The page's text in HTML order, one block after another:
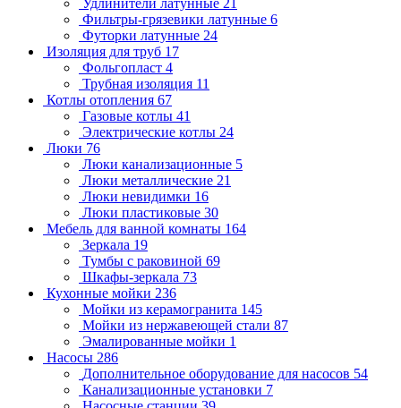
Фильтры-грязевики латунные 6
Футорки латунные 24
Изоляция для труб 17
Фольгопласт 4
Трубная изоляция 11
Котлы отопления 67
Газовые котлы 41
Электрические котлы 24
Люки 76
Люки канализационные 5
Люки металлические 21
Люки невидимки 16
Люки пластиковые 30
Мебель для ванной комнаты 164
Зеркала 19
Тумбы с раковиной 69
Шкафы-зеркала 73
Кухонные мойки 236
Мойки из керамогранита 145
Мойки из нержавеющей стали 87
Эмалированные мойки 1
Насосы 286
Дополнительное оборудование для насосов 54
Канализационные установки 7